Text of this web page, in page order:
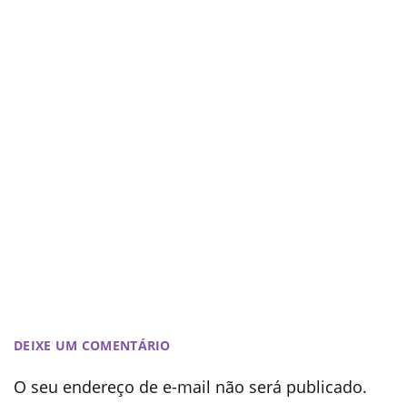
DEIXE UM COMENTÁRIO
O seu endereço de e-mail não será publicado.